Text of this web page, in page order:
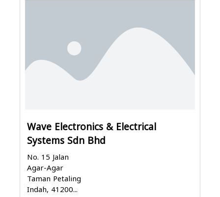
Wave Electronics & Electrical
Systems Sdn Bhd
No. 15 Jalan
Agar-Agar
Taman Petaling
Indah, 41200...